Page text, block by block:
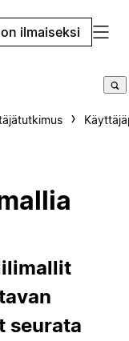
ilmaiseksi
seurata